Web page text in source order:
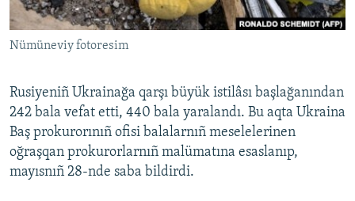
Українською
QOŞULIÑIZ!
RFE/RS bütün saytları
Nümüneviy fotoresim
Rusiyeniñ Ukrainağa qarşı büyük istilâsı başlağanından
242 bala vefat etti, 440 bala yaralandı. Bu aqta Ukraina
Baş prokurorınıñ ofisi balalarnıñ meselelerinen
oğraşqan prokurorlarnıñ malümatına esaslanıp,
mayısnıñ 28-nde saba bildirdi.